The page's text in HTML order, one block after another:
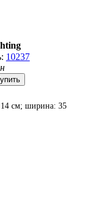
10237
см; ширина: 35